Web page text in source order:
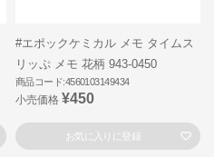
#エポックケミカル メモ タイムス
リッぷ メモ 花柄 943-0450
商品コード:4560103149434
小売価格 ¥450
お気に入りに登録